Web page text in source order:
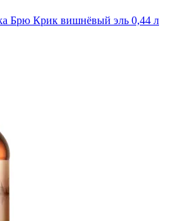
Брю Крик вишнёвый эль 0,44 л